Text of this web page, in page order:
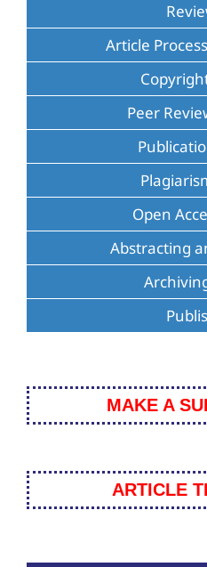
Article
Peer
Open
Abstracting
MAKE A
ARTICLE